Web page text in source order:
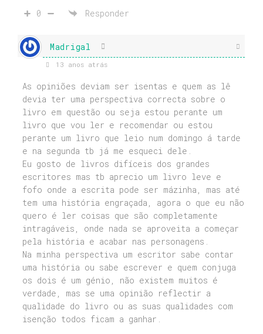
0 Responder
Madrigal
13 anos atrás
As opiniões deviam ser isentas e quem as lê
devia ter uma perspectiva correcta sobre o
livro em questão ou seja estou perante um
livro que vou ler e recomendar ou estou
perante um livro que leio num domingo á tarde
e na segunda tb já me esqueci dele.
Eu gosto de livros difíceis dos grandes
escritores mas tb aprecio um livro leve e
fofo onde a escrita pode ser mázinha, mas até
tem uma história engraçada, agora o que eu não
quero é ler coisas que são completamente
intragáveis, onde nada se aproveita a começar
pela história e acabar nas personagens.
Na minha perspectiva um escritor sabe contar
uma história ou sabe escrever e quem conjuga
os dois é um génio, não existem muitos é
verdade, mas se uma opinião reflectir a
qualidade do livro ou as suas qualidades com
isenção todos ficam a ganhar.